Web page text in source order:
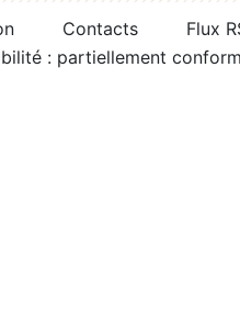
Contacts
Flux
: partiellement